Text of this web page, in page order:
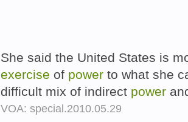
She said the United States is
exercise of power to what she
difficult mix of indirect power
VOA: special.2010.05.29